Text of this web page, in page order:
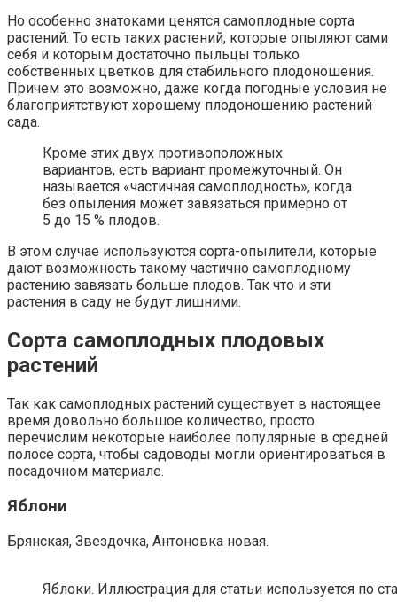
Но особенно знатоками ценятся самоплодные сорта
растений. То есть таких растений, которые опыляют сами
себя и которым достаточно пыльцы только
собственных цветков для стабильного плодоношения.
Причем это возможно, даже когда погодные условия не
благоприятствуют хорошему плодоношению растений
сада.
Кроме этих двух противоположных
вариантов, есть вариант промежуточный. Он
называется «частичная самоплодность», когда
без опыления может завязаться примерно от
5 до 15 % плодов.
В этом случае используются сорта-опылители, которые
дают возможность такому частично самоплодному
растению завязать больше плодов. Так что и эти
растения в саду не будут лишними.
Сорта самоплодных плодовых
растений
Так как самоплодных растений существует в настоящее
время довольно большое количество, просто
перечислим некоторые наиболее популярные в средней
полосе сорта, чтобы садоводы могли ориентироваться в
посадочном материале.
Яблони
Брянская, Звездочка, Антоновка новая.
Яблоки. Иллюстрация для статьи используется по